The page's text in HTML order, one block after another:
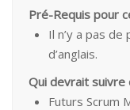
Pré-Requis pour
Il n’y a pas
d’anglais.
Qui devrait
Futurs Scrum